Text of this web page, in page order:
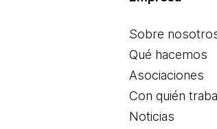
Sobre
Qué hacemos
Asociaciones
Con quién
Noticias